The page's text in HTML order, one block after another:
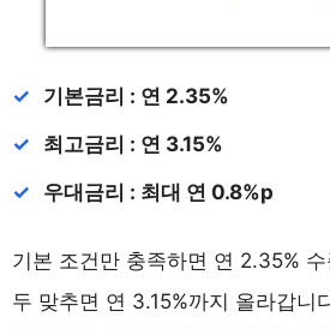
기본금리 : 연 2.35%
최고금리 : 연 3.15%
우대금리 : 최대 연 0.8%p
기본 조건만 충족하면 연 2.35%
두 맞추면 연 3.15%까지 올라갑니